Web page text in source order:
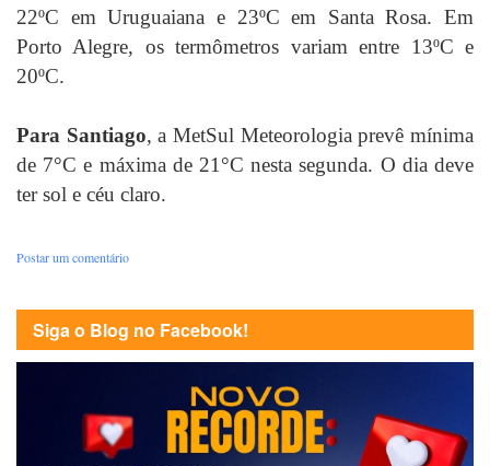
22ºC em Uruguaiana e 23ºC em Santa Rosa. Em
Porto Alegre, os termômetros variam entre 13ºC e
20ºC.
Para Santiago, a MetSul Meteorologia prevê mínima
de 7°C e máxima de 21°C nesta segunda. O dia deve
ter sol e céu claro.
Postar um comentário
Siga o Blog no Facebook!